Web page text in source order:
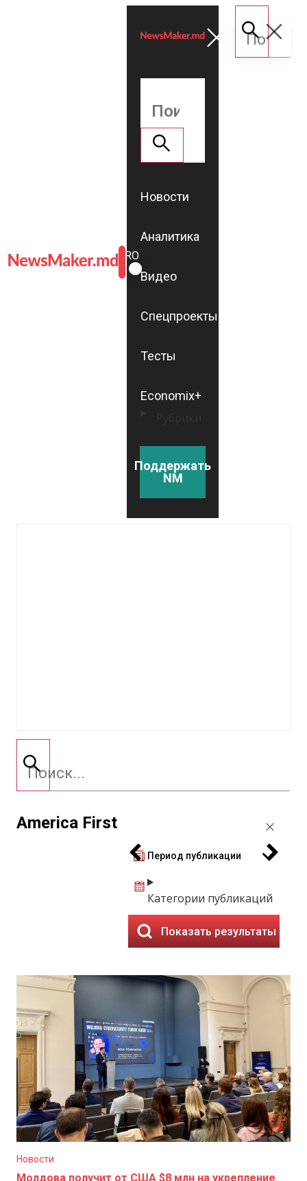
ROMÂNĂ
RU
Новости
Аналитика
Видео
Спецпроекты
Тесты
Economix+
Поддержать
NM
America First
Период публикации
Категории публикаций
Показать результаты
Новости
Молдова получит от США $8 млн на укрепление